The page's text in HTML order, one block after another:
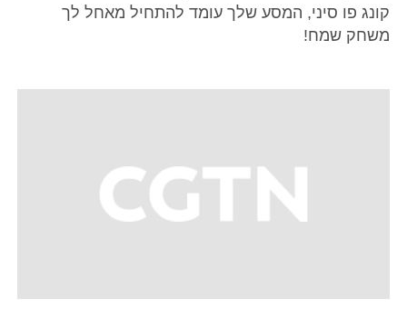
קונג פו סיני, המסע שלך עומד להתחיל מאחל לך
משחק שמח!